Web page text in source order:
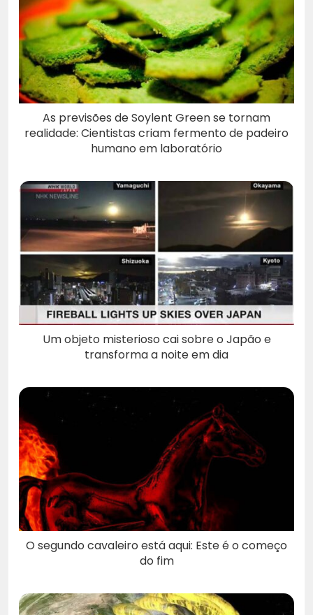
As previsões de Soylent Green se tornam
realidade: Cientistas criam fermento de padeiro
humano em laboratório
Um objeto misterioso cai sobre o Japão e
transforma a noite em dia
O segundo cavaleiro está aqui: Este é o começo
do fim